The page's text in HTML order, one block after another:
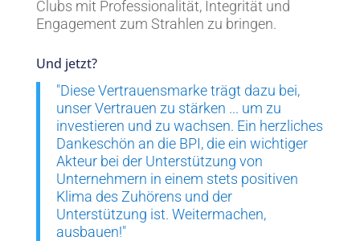
Clubs mit Professionalität, Integrität und
Engagement zum Strahlen zu bringen.
Und jetzt?
"Diese Vertrauensmarke trägt dazu bei,
unser Vertrauen zu stärken ... um zu
investieren und zu wachsen. Ein herzliches
Dankeschön an die BPI, die ein wichtiger
Akteur bei der Unterstützung von
Unternehmern in einem stets positiven
Klima des Zuhörens und der
Unterstützung ist. Weitermachen,
ausbauen!"